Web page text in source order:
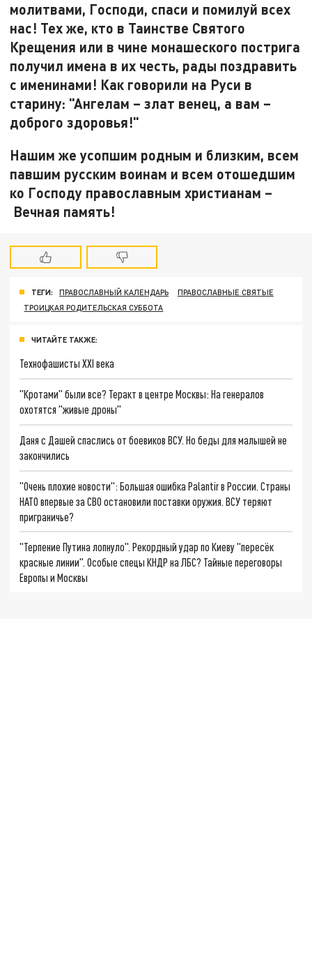
молитвами, Господи, спаси и помилуй всех
нас! Тех же, кто в Таинстве Святого
Крещения или в чине монашеского пострига
получил имена в их честь, рады поздравить
с именинами! Как говорили на Руси в
старину: "Ангелам – злат венец, а вам –
доброго здоровья!"
Нашим же усопшим родным и близким, всем
павшим русским воинам и всем отошедшим
ко Господу православным христианам –
Вечная память!
ТЕГИ: ПРАВОСЛАВНЫЙ КАЛЕНДАРЬ
ПРАВОСЛАВНЫЕ СВЯТЫЕ
ТРОИЦКАЯ РОДИТЕЛЬСКАЯ СУББОТА
ЧИТАЙТЕ ТАКЖЕ:
Технофашисты XXI века
"Кротами" были все? Теракт в центре Москвы: На генералов
охотятся "живые дроны"
Даня с Дашей спаслись от боевиков ВСУ. Но беды для малышей не
закончились
"Очень плохие новости": Большая ошибка Palantir в России. Страны
НАТО впервые за СВО остановили поставки оружия. ВСУ теряют
приграничье?
"Терпение Путина лопнуло". Рекордный удар по Киеву "пересёк
красные линии". Особые спецы КНДР на ЛБС? Тайные переговоры
Европы и Москвы